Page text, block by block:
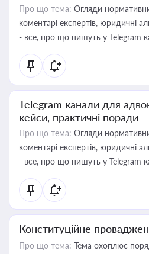
Про що тема: Огляди
коментарі експертів, юридичні
- все, про що пишуть у Telegram
Telegram канали для
кейси, практичні поради
Про що тема: Огляди
коментарі експертів, юридичні
- все, про що пишуть у Telegram
Конституційне
Про що тема: Тема охоплює